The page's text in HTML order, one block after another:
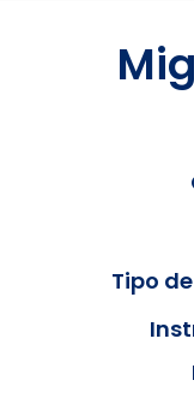
Tipo